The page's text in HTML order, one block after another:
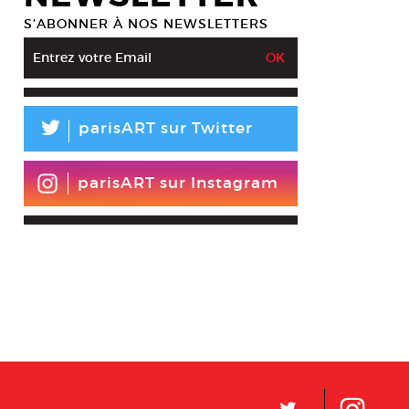
S’ABONNER À NOS NEWSLETTERS
L parisART sur Twitter
parisART sur Instagram